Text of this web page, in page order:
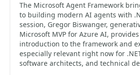
The Microsoft Agent Framework
to building modern AI agents with
session, Gregor Biswanger,
Microsoft MVP for Azure AI,
introduction to the framework and
especially relevant right now for
software architects, and technical